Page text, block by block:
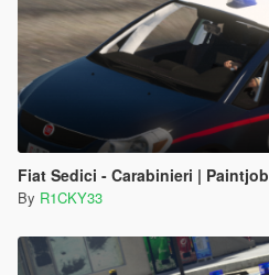
Fiat Sedici - Carabinieri | Paintjob
By R1CKY33